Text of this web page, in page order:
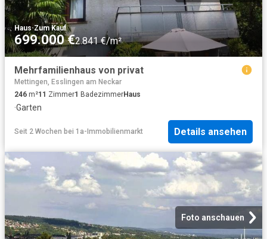
Haus·Zum Kauf
699.000 €2.841 €/m²
Mehrfamilienhaus von privat
Mettingen, Esslingen am Neckar
246 m²11 Zimmer1 BadezimmerHaus
·Garten
Seit 2 Wochen bei 1a-Immobilienmarkt Details ansehen
Foto anschauen